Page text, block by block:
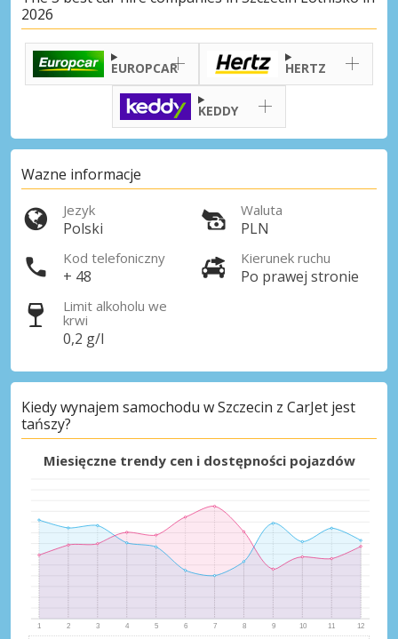
Najlepsze oszczędności
Uzyskaj dostęp do ekskluzywnych ofert
Zaloguj się przez eLink
2026
EUROPCAR HERTZ
KEDDY
Wazne informacje
Jezyk
Polski
Waluta
PLN
Kod telefoniczny
+ 48
Kierunek ruchu
Po prawej stronie
Limit alkoholu we
krwi
0,2 g/l
Kiedy wynajem samochodu w Szczecin z CarJet jest
tańszy?
Miesięczne trendy cen i dostępności pojazdów